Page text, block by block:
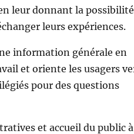
leur donnant la possibilité
leurs expériences.
information générale en
et oriente les usagers
pour des questions
et accueil du public à